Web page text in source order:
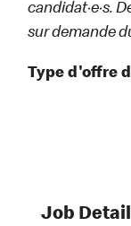
candidat·e·s.
sur demande
Type d'offre
Job